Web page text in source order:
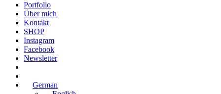
Portfolio
Über mich
Kontakt
SHOP
Instagram
Facebook
Newsletter
German